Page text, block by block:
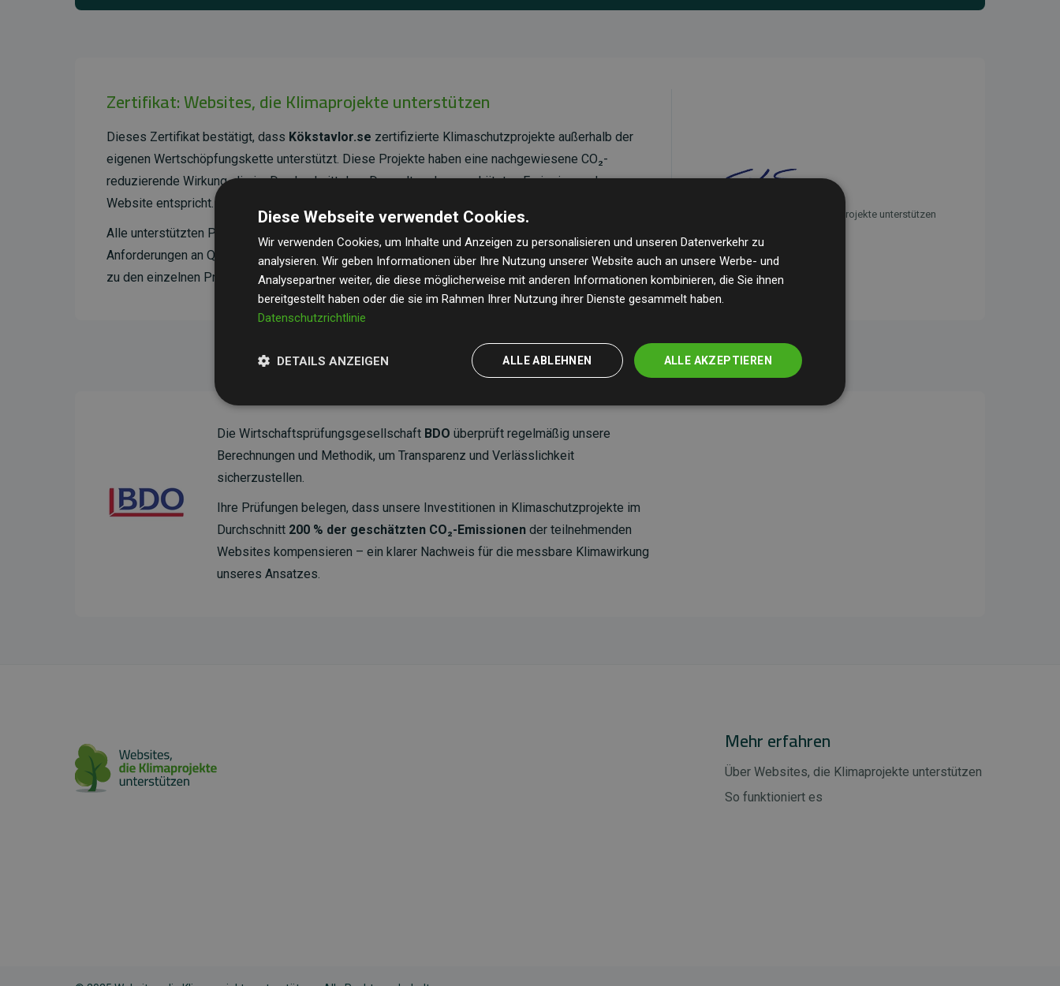
Zertifikat: Websites, die Klimaprojekte unterstützen
Dieses Zertifikat bestätigt, dass Kökstavlor.se zertifizierte Klimaschutzprojekte außerhalb der
eigenen Wertschöpfungskette unterstützt. Diese Projekte haben eine nachgewiesene CO₂-
reduzierende Wirkung, die im Durchschnitt dem Doppelten der geschätzten Emissionen der
Website entspricht.
Alle unterstützten Projekte werden durch
Anforderungen an Qualität, tatsächliche Klimawirkung und Transparenz. Weitere Informationen
zu den einzelnen Projekten findenSie hier.
Initiative Websites, die Klimaprojekte unterstützen
Die Wirtschaftsprüfungsgesellschaft BDO überprüft regelmäßig unsere
Berechnungen und Methodik, um Transparenz und Verlässlichkeit
sicherzustellen.
Ihre Prüfungen belegen, dass unsere Investitionen in Klimaschutzprojekte im
Durchschnitt 200 % der geschätzten CO₂-Emissionen der teilnehmenden
Websites kompensieren – ein klarer Nachweis für die messbare Klimawirkung
unseres Ansatzes.
Mehr erfahren
Über Websites, die Klimaprojekte unterstützen
So funktioniert es
Diese Webseite verwendet Cookies.
Wir verwenden Cookies, um Inhalte und Anzeigen zu personalisieren und unseren Datenverkehr zu
analysieren. Wir geben Informationen über Ihre Nutzung unserer Website auch an unsere Werbe- und
Analysepartner weiter, die diese möglicherweise mit anderen Informationen kombinieren, die Sie ihnen
bereitgestellt haben oder die sie im Rahmen Ihrer Nutzung ihrer Dienste gesammelt haben.
Datenschutzrichtlinie
ALLE AKZEPTIEREN
ALLE ABLEHNEN
DETAILS ANZEIGEN